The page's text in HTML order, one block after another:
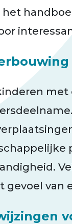
het
gevoel van